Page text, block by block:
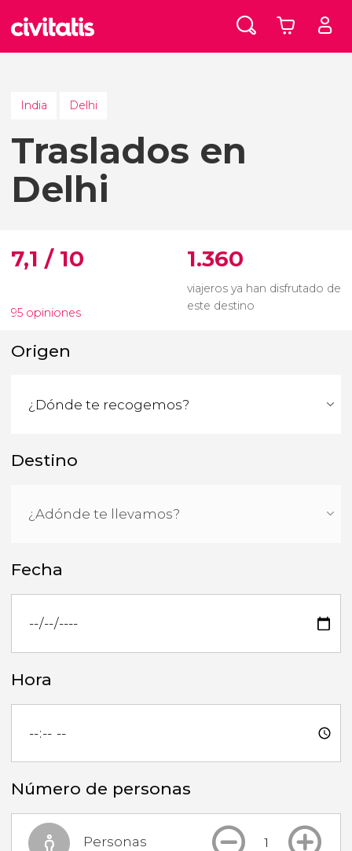
India Delhi
Traslados en
Delhi
7,1 / 10
95 opiniones
1.360
viajeros ya han disfrutado de
este destino
Origen
Destino
Fecha
Hora
Número de personas
Personas